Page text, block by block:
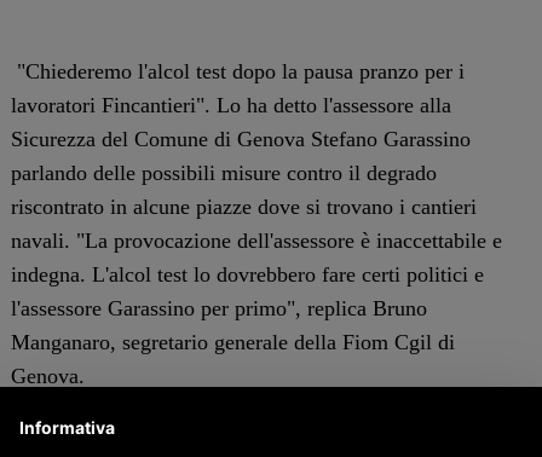
"Chiederemo l'alcol test dopo la pausa pranzo per i
lavoratori Fincantieri". Lo ha detto l'assessore alla
Sicurezza del Comune di Genova Stefano Garassino
parlando delle possibili misure contro il degrado
riscontrato in alcune piazze dove si trovano i cantieri
navali. "La provocazione dell'assessore è inaccettabile e
indegna. L'alcol test lo dovrebbero fare certi politici e
l'assessore Garassino per primo", replica Bruno
Manganaro, segretario generale della Fiom Cgil di
Genova.
c.s.
Informativa